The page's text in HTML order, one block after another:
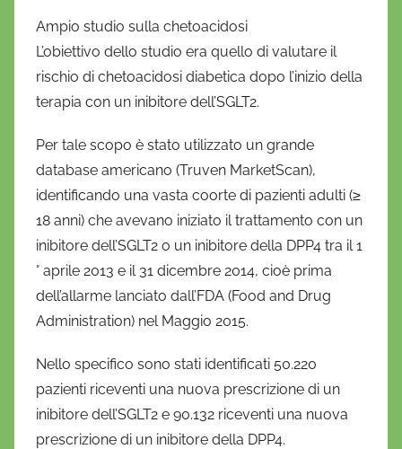
Ampio studio sulla chetoacidosi
L’obiettivo dello studio era quello di valutare il
rischio di chetoacidosi diabetica dopo l’inizio della
terapia con un inibitore dell’SGLT2.
Per tale scopo è stato utilizzato un grande
database americano (Truven MarketScan),
identificando una vasta coorte di pazienti adulti (≥
18 anni) che avevano iniziato il trattamento con un
inibitore dell’SGLT2 o un inibitore della DPP4 tra il 1
° aprile 2013 e il 31 dicembre 2014, cioè prima
dell’allarme lanciato dall’FDA (Food and Drug
Administration) nel Maggio 2015.
Nello specifico sono stati identificati 50.220
pazienti riceventi una nuova prescrizione di un
inibitore dell’SGLT2 e 90.132 riceventi una nuova
prescrizione di un inibitore della DPP4.